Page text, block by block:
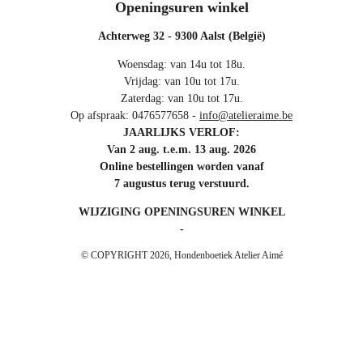
Openingsuren winkel
Achterweg 32 - 9300 Aalst (België)
Woensdag: van 14u tot 18u.
Vrijdag: van 10u tot 17u.
Zaterdag: van 10u tot 17u.
Op afspraak: 0476577658 - info@atelieraime.be
JAARLIJKS VERLOF:
Van 2 aug. t.e.m. 13 aug. 2026
Online bestellingen worden vanaf
7 augustus terug verstuurd.
WIJZIGING OPENINGSUREN WINKEL
-
© COPYRIGHT 2026, Hondenboetiek Atelier Aimé